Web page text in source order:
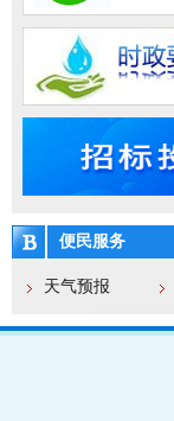
便民服务
天气预报